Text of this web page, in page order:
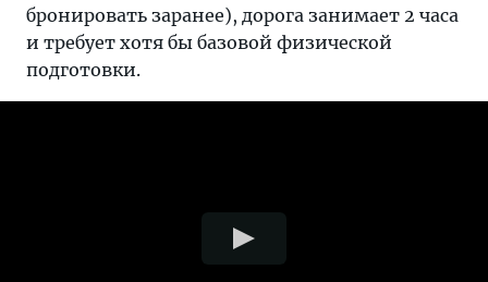
бронировать заранее), дорога занимает 2 часа
и требует хотя бы базовой физической
подготовки.